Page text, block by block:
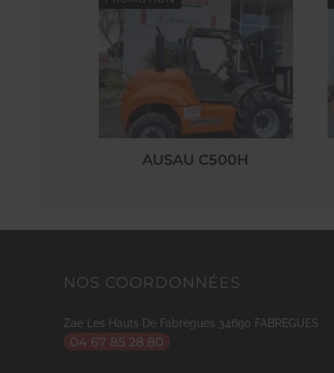
AUSAU C500H
NOS COORDONNÉES
Zae Les Hauts De Fabrègues 34690 FABREGUES
04 67 85 28 80